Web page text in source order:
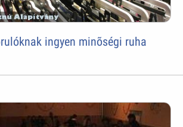
ingyen minõségi ruha